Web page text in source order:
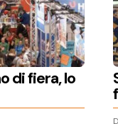
di fiera, lo